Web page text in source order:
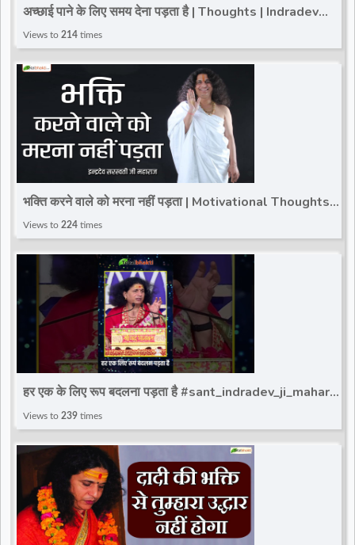
अच्छाई पाने के लिए समय देना पड़ता है | Thoughts | Indradev
Saraswati Ji Maharaj
Views to 214 times
भक्ति करने वाले को मरना नहीं पड़ता | Motivational Thoughts |
Indradev Saraswati Ji Maharaj
Views to 224 times
हर एक के लिए रूप बदलना पड़ता है #sant_indradev_ji_maharaj
#reels #indradevjimaharaj #totalbhakti
Views to 239 times